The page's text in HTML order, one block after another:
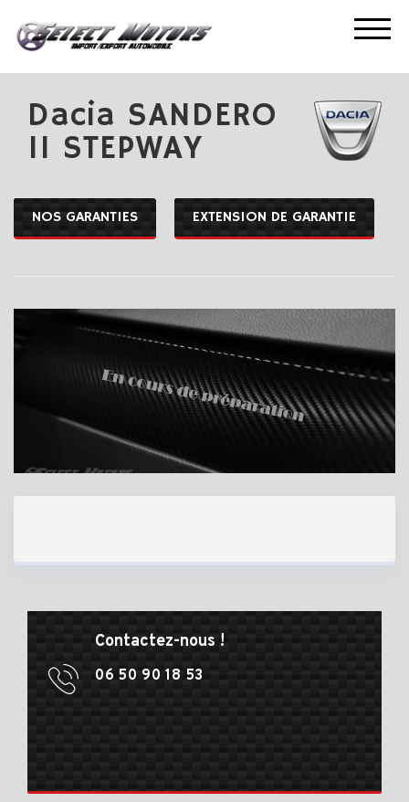
ACCUEIL
NOS OCCASIONS
DACIA SANDERO II STEPWAY
Dacia SANDERO
II STEPWAY
NOS GARANTIES EXTENSION DE GARANTIE
Contactez-nous !
06 50 90 18 53